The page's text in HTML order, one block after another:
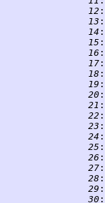
  12
:
  13
:
  14
:
  15
:
  16
:
  17
:
  18
:
  19
:
  20
:
  21
:
  22
:
  23
:
  24
:
  25
:
  26
:
  27
:
  28
:
  29
:
  30
: